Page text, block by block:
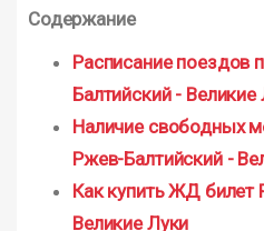
Содержание
Расписание поездов
Балтийский - Великие
Наличие свободных
Ржев-Балтийский -
Как купить ЖД билет
Великие Луки